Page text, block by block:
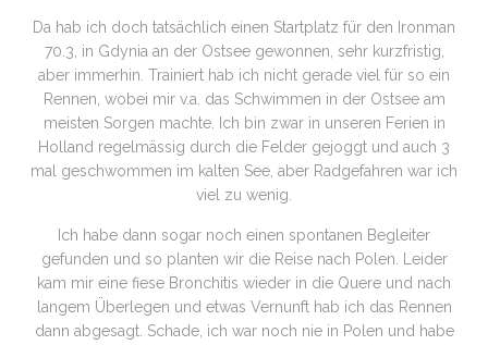
Da hab ich doch tatsächlich einen Startplatz für den Ironman
70.3, in Gdynia an der Ostsee gewonnen, sehr kurzfristig,
aber immerhin. Trainiert hab ich nicht gerade viel für so ein
Rennen, wobei mir v.a. das Schwimmen in der Ostsee am
meisten Sorgen machte. Ich bin zwar in unseren Ferien in
Holland regelmässig durch die Felder gejoggt und auch 3
mal geschwommen im kalten See, aber Radgefahren war ich
viel zu wenig.
Ich habe dann sogar noch einen spontanen Begleiter
gefunden und so planten wir die Reise nach Polen. Leider
kam mir eine fiese Bronchitis wieder in die Quere und nach
langem Überlegen und etwas Vernunft hab ich das Rennen
dann abgesagt. Schade, ich war noch nie in Polen und habe